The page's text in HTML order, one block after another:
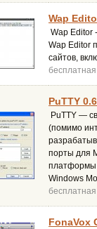
Wap
Wap Editor
Wap Editor
сайтов,
бесплатная
PuTTY
PuTTY —
(помимо
порты для
платформы,
Windows
бесплатная
FonaVox